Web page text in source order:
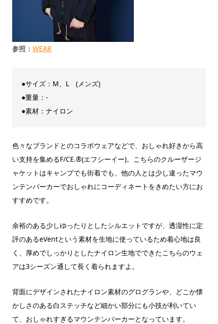
参照： WEAR
●サイズ：M、L (メンズ)
●重量：-
●素材：ナイロン
色々なブランドとのコラボウェアなどで、おしゃれ好きから高
い支持を集めるF/CE.®(エフシーイー)。こちらのクルーザージ
ャケットはキャンプでも街着でも、他の人とは少し違ったマウ
ンテンパーカーでおしゃれにコーディネートをきめたい方にお
すすめです。
余裕のある少しゆったりとしたシルエットですが、透湿性に定
評のあるeVentという素材を生地に使っているため着心地は良
く、厚めでしっかりとしたナイロン生地でできたこちらのウェ
アは3シーズン通して長く着られますよ。
背面にデザインされたナイロン素材のグログランや、どこか懐
かしさのある白ステッチなど細かい部分にも小技が利いてい
て、おしゃれすぎるマウンテンパーカーとなっています。